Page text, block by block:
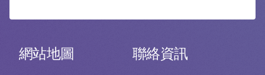
網站地圖 聯絡資訊